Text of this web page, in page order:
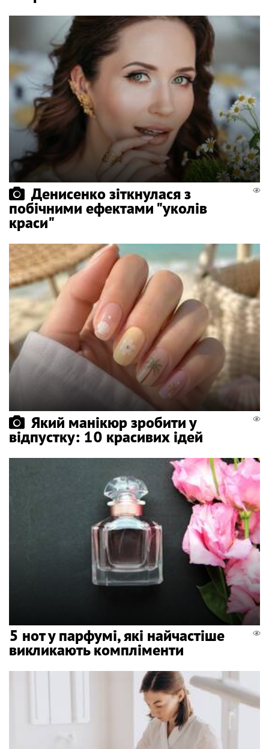
Денисенко зіткнулася з
побічними ефектами "уколів
краси"
Який манікюр зробити у
відпустку: 10 красивих ідей
5 нот у парфумі, які найчастіше
викликають компліменти